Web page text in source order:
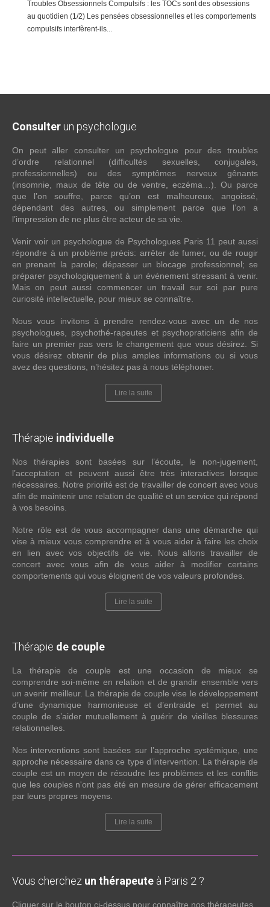
Troubles Obsessionnels Compulsifs : les TOCs sont des obsessions
au quotidien (1/2) Les pensées obsessionnelles et les comportements
compulsifs interfèrent-ils...
Consulter un psychologue
On peut aller consulter un psychologue pour des troubles
d’ordre relationnel (difficultés sexuelles, conjugales,
professionnelles) ou des symptômes nerveux gênants
(insomnie, maux de tête ou de ventre, eczéma…). Ou parce
que l’on souffre, parce qu’on est malheureux, angoissé,
dépendant des autres, ou simplement parce que l’on a
l’impression de ne plus être acteur de sa vie.
Venir voir un psychologue de Psychologues Paris 11 peut aussi
répondre à un problème précis: arrêter de fumer, ou de rougir
en prenant la parole; dépasser un blocage professionnel; se
préparer psychologiquement à un événement stressant à venir.
Mais on peut aussi commencer un travail sur soi par pure
curiosité intellectuelle, pour mieux se connaître.
Nous vous invitons à prendre rendez-vous avec un de nos
psychologues, psychothé-rapeutes et psychopraticiens afin de
faire un premier pas vers le changement que vous désirez. Si
vous désirez obtenir de plus amples informations ou si vous
avez des questions, n’hésitez pas à nous téléphoner.
Lire la suite
Thérapie individuelle
Nos thérapies sont basées sur l’écoute, le non-jugement,
l’acceptation et peuvent aussi être très interactives lorsque
nécessaires. Notre priorité est de travailler de concert avec vous
afin de maintenir une relation de qualité et un service qui répond
à vos besoins.
Notre rôle est de vous accompagner dans une démarche qui
vise à mieux vous comprendre et à vous aider à faire les choix
en lien avec vos objectifs de vie. Nous allons travailler de
concert avec vous afin de vous aider à modifier certains
comportements qui vous éloignent de vos valeurs profondes.
Lire la suite
Thérapie de couple
La thérapie de couple est une occasion de mieux se
comprendre soi-même en relation et de grandir ensemble vers
un avenir meilleur. La thérapie de couple vise le développement
d’une dynamique harmonieuse et d’entraide et permet au
couple de s’aider mutuellement à guérir de vieilles blessures
relationnelles.
Nos interventions sont basées sur l’approche systémique, une
approche nécessaire dans ce type d’intervention. La thérapie de
couple est un moyen de résoudre les problèmes et les conflits
que les couples n'ont pas été en mesure de gérer efficacement
par leurs propres moyens.
Lire la suite
Vous cherchez un thérapeute à Paris 2 ?
Cliquer sur le bouton ci-dessus pour connaître nos thérapeutes